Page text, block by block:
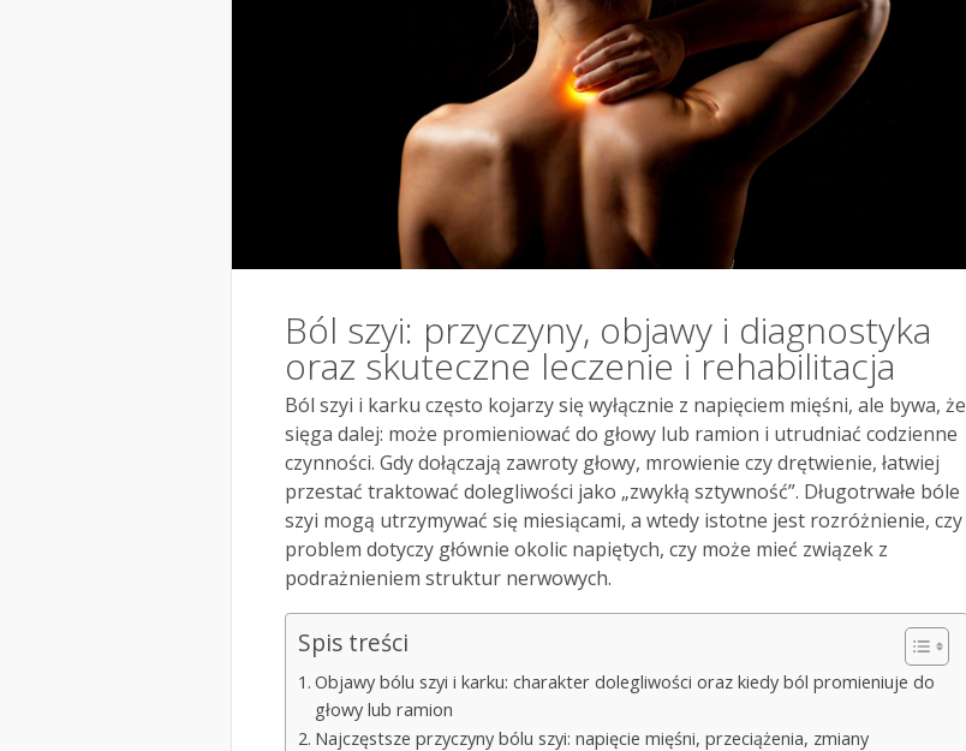
Ból szyi: przyczyny, objawy i diagnostyka
oraz skuteczne leczenie i rehabilitacja
Ból szyi i karku często kojarzy się wyłącznie z napięciem mięśni, ale bywa, że
sięga dalej: może promieniować do głowy lub ramion i utrudniać codzienne
czynności. Gdy dołączają zawroty głowy, mrowienie czy drętwienie, łatwiej
przestać traktować dolegliwości jako „zwykłą sztywność”. Długotrwałe bóle
szyi mogą utrzymywać się miesiącami, a wtedy istotne jest rozróżnienie, czy
problem dotyczy głównie okolic napiętych, czy może mieć związek z
podrażnieniem struktur nerwowych.
Spis treści
Objawy bólu szyi i karku: charakter dolegliwości oraz kiedy ból promieniuje do
głowy lub ramion
Najczęstsze przyczyny bólu szyi: napięcie mięśni, przeciążenia, zmiany